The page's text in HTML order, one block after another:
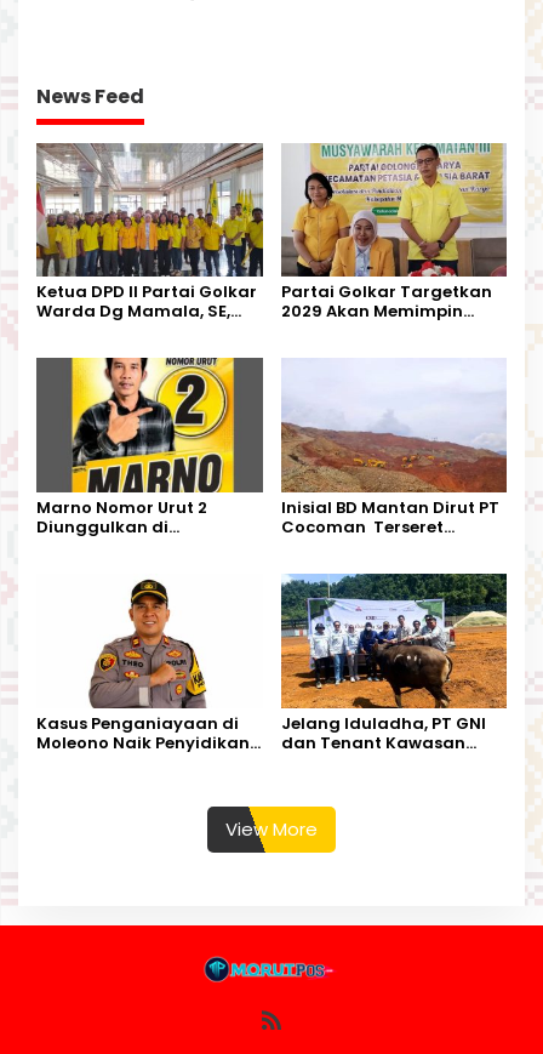
News Feed
Ketua DPD II Partai Golkar
Warda Dg Mamala, SE,
Kecamatan Petbar
Partai Golkar Targetkan
2029 Akan Memimpin
Marno Nomor Urut 2
Diunggulkan di
Harapan Warga
Inisial BD Mantan Dirut PT
Cocoman Terseret
Kalimantan Barat
Kasus Penganiayaan di
Moleono Naik Penyidikan,
Jelang Iduladha, PT GNI
dan Tenant Kawasan
View More